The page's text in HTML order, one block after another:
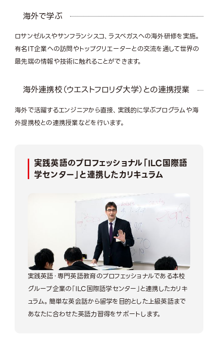
海外で学ぶ
ロサンゼルスやサンフランシスコ、ラスベガスへの海外研修を実施。
有名IT企業への訪問やトップクリエーターとの交流を通して世界の
最先端の情報や技術に触れることができます。
海外連携校（ウエストフロリダ大学）との連携授業
海外で活躍するエンジニアから直接、実践的に学ぶプログラムや海
外提携校との連携授業などを行います。
実践英語のプロフェッショナル「ILC国際語
学センター」と連携したカリキュラム
実践英語・専門英語教育のプロフェッショナルである本校
グループ企業の「ILC国際語学センター」と連携したカリキ
ュラム。簡単な英会話から留学を目的とした上級英語まで
あなたに合わせた英語力習得をサポートします。